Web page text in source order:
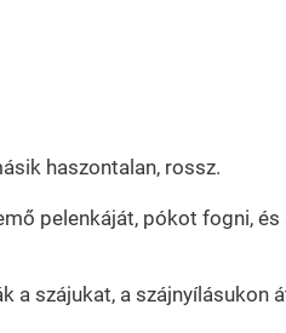
haszontalan, rossz.
pelenkáját, pókot fogni,
a szájukat, a